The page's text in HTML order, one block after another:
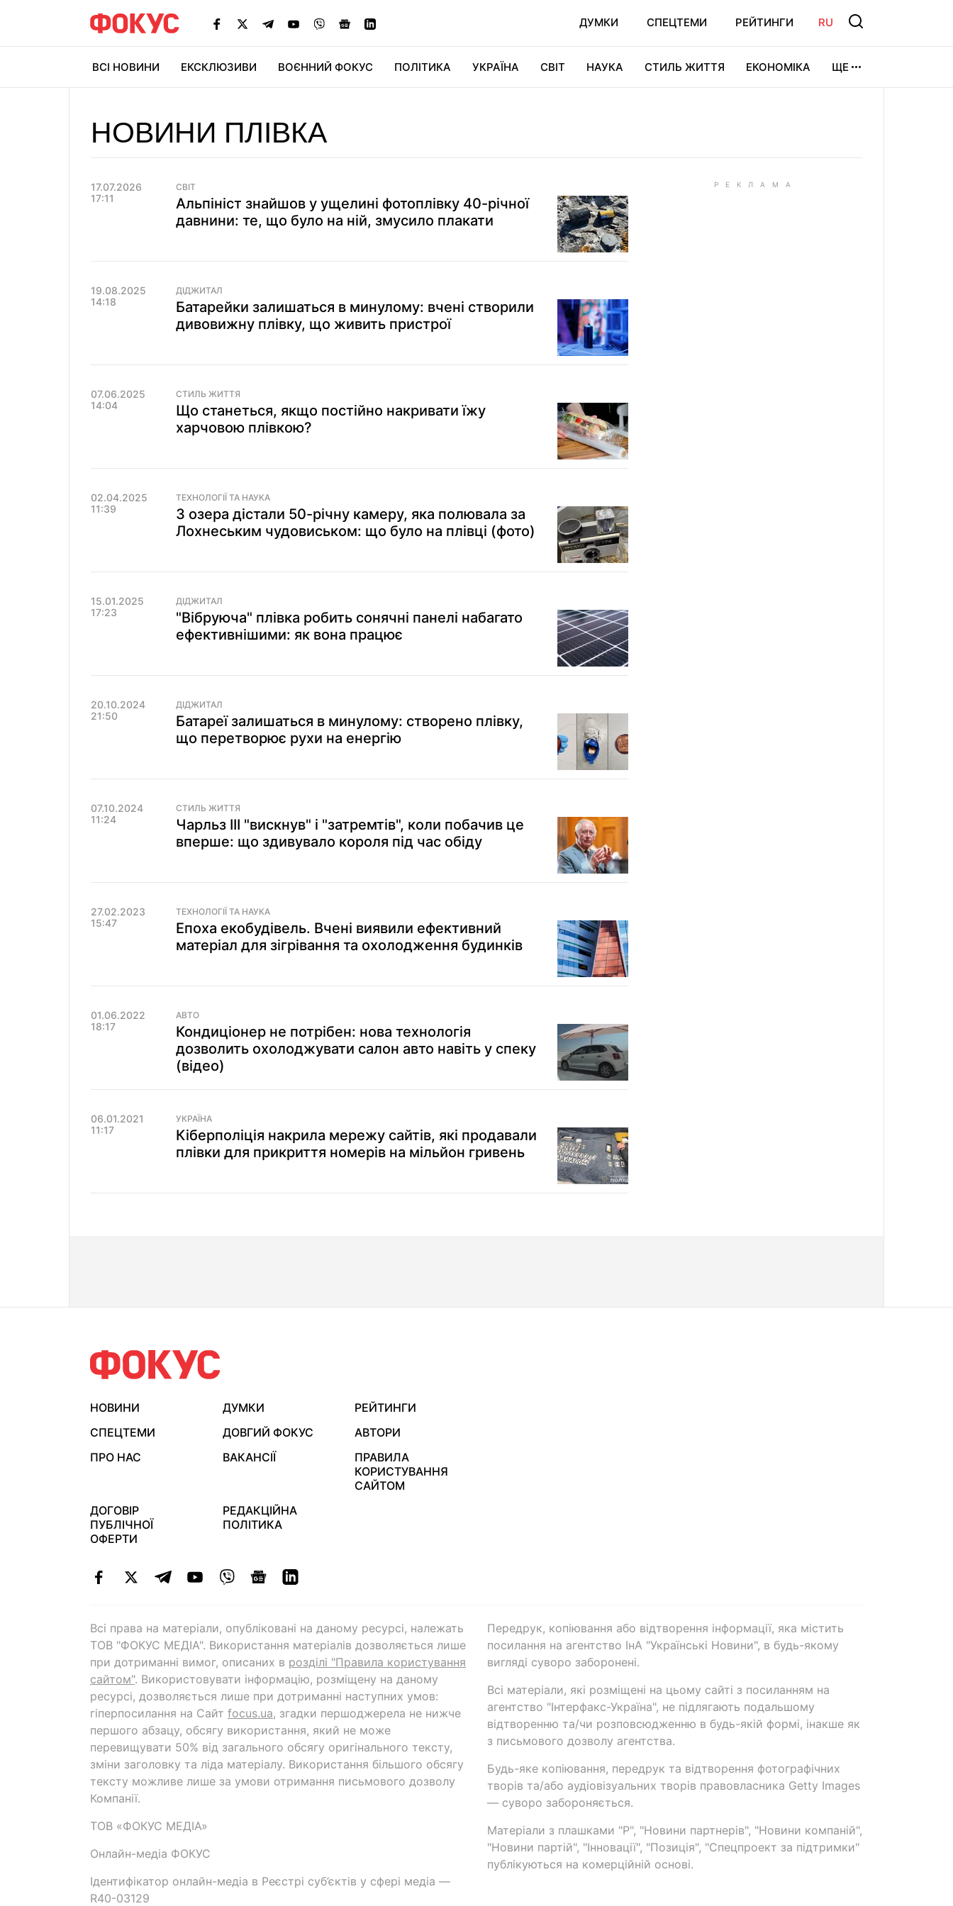
ДУМКИ СПЕЦТЕМИ РЕЙТИНГИ RU
ВСІ НОВИНИ ЕКСКЛЮЗИВИ ВОЄННИЙ ФОКУС ПОЛІТИКА УКРАЇНА СВІТ НАУКА СТИЛЬ ЖИТТЯ ЕКОНОМІКА ЩЕ
НОВИНИ ПЛІВКА
17.07.2026
17:11
СВІТ
Альпініст знайшов у ущелині фотоплівку 40-річної
давнини: те, що було на ній, змусило плакати
19.08.2025
14:18
ДІДЖИТАЛ
Батарейки залишаться в минулому: вчені створили
дивовижну плівку, що живить пристрої
07.06.2025
14:04
СТИЛЬ ЖИТТЯ
Що станеться, якщо постійно накривати їжу
харчовою плівкою?
02.04.2025
11:39
ТЕХНОЛОГІЇ ТА НАУКА
З озера дістали 50-річну камеру, яка полювала за
Лохнеським чудовиськом: що було на плівці (фото)
15.01.2025
17:23
ДІДЖИТАЛ
"Вібруюча" плівка робить сонячні панелі набагато
ефективнішими: як вона працює
20.10.2024
21:50
ДІДЖИТАЛ
Батареї залишаться в минулому: створено плівку,
що перетворює рухи на енергію
07.10.2024
11:24
СТИЛЬ ЖИТТЯ
Чарльз ІІІ "вискнув" і "затремтів", коли побачив це
вперше: що здивувало короля під час обіду
27.02.2023
15:47
ТЕХНОЛОГІЇ ТА НАУКА
Епоха екобудівель. Вчені виявили ефективний
матеріал для зігрівання та охолодження будинків
01.06.2022
18:17
АВТО
Кондиціонер не потрібен: нова технологія
дозволить охолоджувати салон авто навіть у спеку
(відео)
06.01.2021
11:17
УКРАЇНА
Кіберполіція накрила мережу сайтів, які продавали
плівки для прикриття номерів на мільйон гривень
НОВИНИ ДУМКИ
РЕЙТИНГИ
СПЕЦТЕМИ
ДОВГИЙ ФОКУС
АВТОРИ
ПРО НАС
ВАКАНСІЇ
ПРАВИЛА
КОРИСТУВАННЯ
САЙТОМ
ДОГОВІР
ПУБЛІЧНОЇ
ОФЕРТИ
РЕДАКЦІЙНА
ПОЛІТИКА
Всі права на матеріали, опубліковані на даному ресурсі, належать
ТОВ "ФОКУС МЕДІА". Використання матеріалів дозволяється лише
при дотриманні вимог, описаних в розділі "Правила користування
сайтом". Використовувати інформацію, розміщену на даному
ресурсі, дозволяється лише при дотриманні наступних умов:
гіперпосилання на Cайт focus.ua, згадки першоджерела не нижче
першого абзацу, обсягу використання, який не може
перевищувати 50% від загального обсягу оригінального тексту,
зміни заголовку та ліда матеріалу. Використання більшого обсягу
тексту можливе лише за умови отримання письмового дозволу
Компанії.
ТОВ «ФОКУС МЕДІА»
Онлайн-медіа ФОКУС
Ідентифікатор онлайн-медіа в Реєстрі суб’єктів у сфері медіа —
R40-03129
Передрук, копіювання або відтворення інформації, яка містить
посилання на агентство ІнА "Українські Новини", в будь-якому
вигляді суворо заборонені.
Всі матеріали, які розміщені на цьому сайті з посиланням на
агентство "Інтерфакс-Україна", не підлягають подальшому
відтворенню та/чи розповсюдженню в будь-якій формі, інакше як
з письмового дозволу агентства.
Будь-яке копіювання, передрук та відтворення фотографічних
творів та/або аудіовізуальних творів правовласника Getty Images
— суворо забороняється.
Матеріали з плашками "Р", "Новини партнерів", "Новини компаній",
"Новини партій", "Інновації", "Позиція", "Спецпроект за підтримки"
публікуються на комерційній основі.